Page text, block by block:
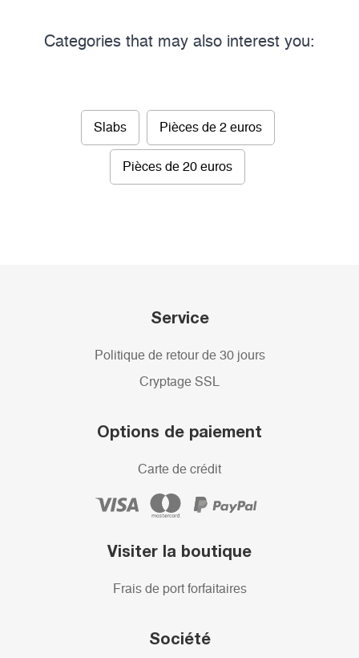
Categories that may also interest you:
Slabs Pièces de 2 euros
Pièces de 20 euros
Service
Politique de retour de 30 jours
Cryptage SSL
Options de paiement
Carte de crédit
Visiter la boutique
Frais de port forfaitaires
Société